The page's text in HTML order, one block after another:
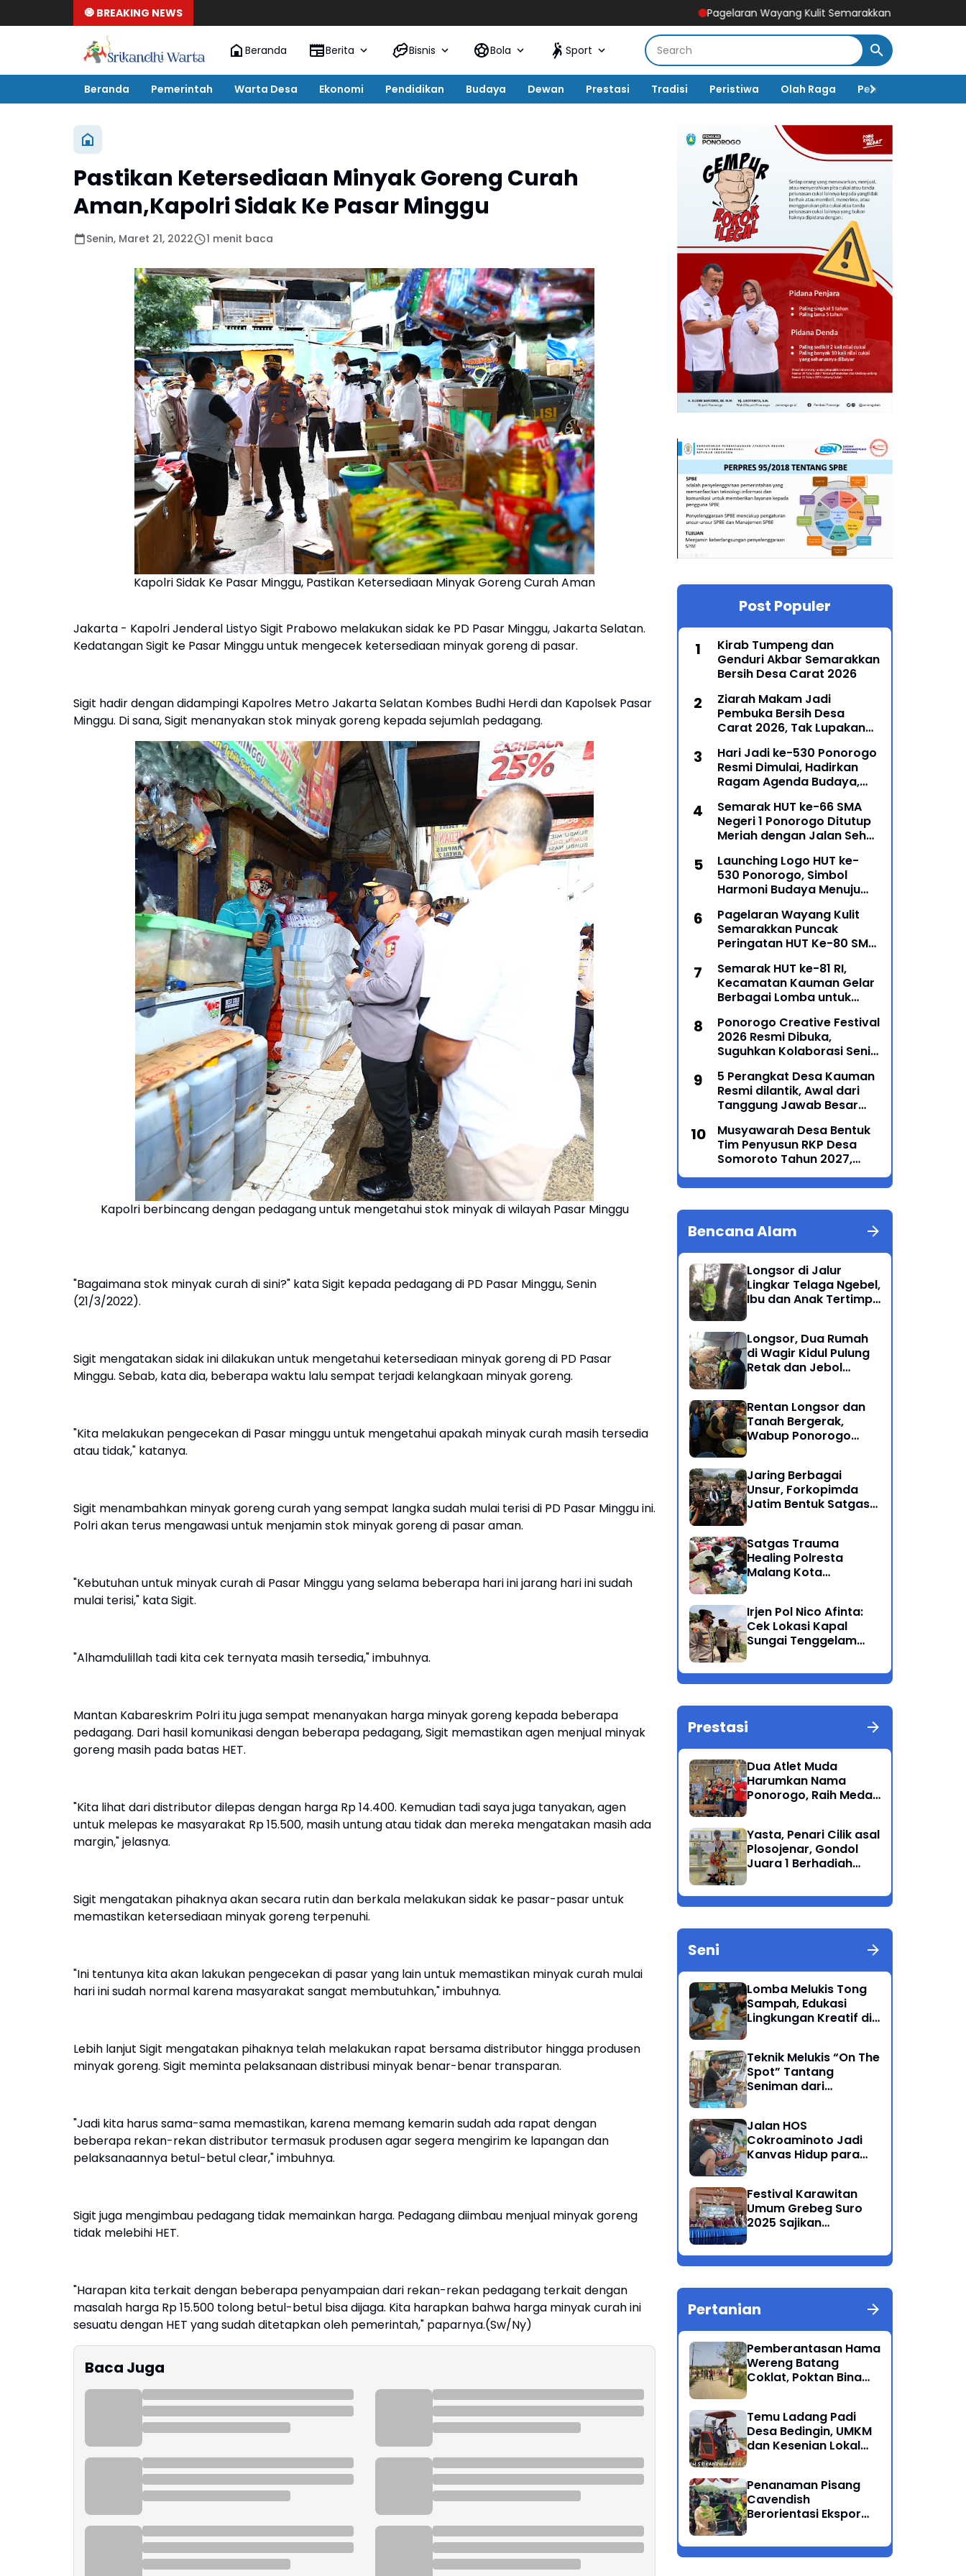
🧿 BREAKING NEWS Pagelaran Wayang Kulit Semarakkan Puncak Peringatan HUT Ke-
Beranda Berita Bisnis Bola Sport
Beranda Pemerintah Warta Desa Ekonomi Pendidikan Budaya Dewan Prestasi Tradisi Peristiwa Olah Raga Pembangunan
Pastikan Ketersediaan Minyak Goreng Curah
Aman,Kapolri Sidak Ke Pasar Minggu
Senin, Maret 21, 2022 1 menit baca
Kapolri Sidak Ke Pasar Minggu, Pastikan Ketersediaan Minyak Goreng Curah Aman
Jakarta - Kapolri Jenderal Listyo Sigit Prabowo melakukan sidak ke PD Pasar Minggu, Jakarta Selatan.
Kedatangan Sigit ke Pasar Minggu untuk mengecek ketersediaan minyak goreng di pasar.
Sigit hadir dengan didampingi Kapolres Metro Jakarta Selatan Kombes Budhi Herdi dan Kapolsek Pasar
Minggu. Di sana, Sigit menanyakan stok minyak goreng kepada sejumlah pedagang.
Kapolri berbincang dengan pedagang untuk mengetahui stok minyak di wilayah Pasar Minggu
"Bagaimana stok minyak curah di sini?" kata Sigit kepada pedagang di PD Pasar Minggu, Senin
(21/3/2022).
Sigit mengatakan sidak ini dilakukan untuk mengetahui ketersediaan minyak goreng di PD Pasar
Minggu. Sebab, kata dia, beberapa waktu lalu sempat terjadi kelangkaan minyak goreng.
"Kita melakukan pengecekan di Pasar minggu untuk mengetahui apakah minyak curah masih tersedia
atau tidak," katanya.
Sigit menambahkan minyak goreng curah yang sempat langka sudah mulai terisi di PD Pasar Minggu ini.
Polri akan terus mengawasi untuk menjamin stok minyak goreng di pasar aman.
"Kebutuhan untuk minyak curah di Pasar Minggu yang selama beberapa hari ini jarang hari ini sudah
mulai terisi," kata Sigit.
"Alhamdulillah tadi kita cek ternyata masih tersedia," imbuhnya.
Mantan Kabareskrim Polri itu juga sempat menanyakan harga minyak goreng kepada beberapa
pedagang. Dari hasil komunikasi dengan beberapa pedagang, Sigit memastikan agen menjual minyak
goreng masih pada batas HET.
"Kita lihat dari distributor dilepas dengan harga Rp 14.400. Kemudian tadi saya juga tanyakan, agen
untuk melepas ke masyarakat Rp 15.500, masih untung atau tidak dan mereka mengatakan masih ada
margin," jelasnya.
Sigit mengatakan pihaknya akan secara rutin dan berkala melakukan sidak ke pasar-pasar untuk
memastikan ketersediaan minyak goreng terpenuhi.
"Ini tentunya kita akan lakukan pengecekan di pasar yang lain untuk memastikan minyak curah mulai
hari ini sudah normal karena masyarakat sangat membutuhkan," imbuhnya.
Lebih lanjut Sigit mengatakan pihaknya telah melakukan rapat bersama distributor hingga produsen
minyak goreng. Sigit meminta pelaksanaan distribusi minyak benar-benar transparan.
"Jadi kita harus sama-sama memastikan, karena memang kemarin sudah ada rapat dengan
beberapa rekan-rekan distributor termasuk produsen agar segera mengirim ke lapangan dan
pelaksanaannya betul-betul clear," imbuhnya.
Sigit juga mengimbau pedagang tidak memainkan harga. Pedagang diimbau menjual minyak goreng
tidak melebihi HET.
"Harapan kita terkait dengan beberapa penyampaian dari rekan-rekan pedagang terkait dengan
masalah harga Rp 15.500 tolong betul-betul bisa dijaga. Kita harapkan bahwa harga minyak curah ini
sesuatu dengan HET yang sudah ditetapkan oleh pemerintah," paparnya.(Sw/Ny)
Baca Juga
Post Populer
Kirab Tumpeng dan
Genduri Akbar Semarakkan
Bersih Desa Carat 2026
Ziarah Makam Jadi
Pembuka Bersih Desa
Carat 2026, Tak Lupakan
Hari Jadi ke-530 Ponorogo
Resmi Dimulai, Hadirkan
Ragam Agenda Budaya,
Semarak HUT ke-66 SMA
Negeri 1 Ponorogo Ditutup
Meriah dengan Jalan Sehat
Lomba Ponorogo – Puncak
peringatan Hari Ulang
Launching Logo HUT ke-
530 Ponorogo, Simbol
Harmoni Budaya Menuju
Pagelaran Wayang Kulit
Semarakkan Puncak
Peringatan HUT Ke-80 SMP
Semarak HUT ke-81 RI,
Kecamatan Kauman Gelar
Berbagai Lomba untuk
Masyarakat
Ponorogo Creative Festival
2026 Resmi Dibuka,
Suguhkan Kolaborasi Seni
Memukau
5 Perangkat Desa Kauman
Resmi dilantik, Awal dari
Tanggung Jawab Besar
Musyawarah Desa Bentuk
Tim Penyusun RKP Desa
Somoroto Tahun 2027,
Partisipatif
Bencana Alam
Longsor di Jalur
Lingkar Telaga Ngebel,
Ibu dan Anak Tertimpa
Longsor, Dua Rumah
di Wagir Kidul Pulung
Retak dan Jebol
Rentan Longsor dan
Tanah Bergerak,
Wabup Ponorogo
Pengungsian
Jaring Berbagai
Unsur, Forkopimda
Jatim Bentuk Satgas
Satgas Trauma
Healing Polresta
Malang Kota
Bandang
Irjen Pol Nico Afinta:
Cek Lokasi Kapal
Sungai Tenggelam
Tuban
Prestasi
Dua Atlet Muda
Harumkan Nama
Ponorogo, Raih Medali
Jatim
Yasta, Penari Cilik asal
Plosojenar, Gondol
Juara 1 Berhadiah
Nusantara 2025
Seni
Lomba Melukis Tong
Sampah, Edukasi
Lingkungan Kreatif di
Teknik Melukis “On The
Spot” Tantang
Seniman dari
Jalan HOS
Cokroaminoto Jadi
Kanvas Hidup para
Festival Karawitan
Umum Grebeg Suro
2025 Sajikan
Berkualitas Ponorogo
Pertanian
Pemberantasan Hama
Wereng Batang
Coklat, Poktan Bina
Penyemprotan di
Kecamatan Kauman
Temu Ladang Padi
Desa Bedingin, UMKM
dan Kesenian Lokal
Penanaman Pisang
Cavendish
Berorientasi Ekspor